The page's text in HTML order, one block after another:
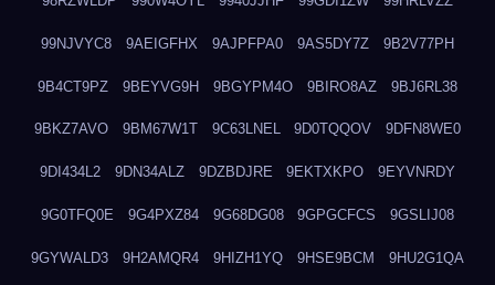
99NJVYC8 9AEIGFHX 9AJPFPA0 9AS5DY7Z 9B2V77PH
9B4CT9PZ 9BEYVG9H 9BGYPM4O 9BIRO8AZ 9BJ6RL38
9BKZ7AVO 9BM67W1T 9C63LNEL 9D0TQQOV 9DFN8WE0
9DI434L2 9DN34ALZ 9DZBDJRE 9EKTXKPO 9EYVNRDY
9G0TFQ0E 9G4PXZ84 9G68DG08 9GPGCFCS 9GSLIJ08
9GYWALD3 9H2AMQR4 9HIZH1YQ 9HSE9BCM 9HU2G1QA